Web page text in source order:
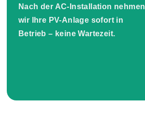
Nach der AC-Installation nehmen
wir Ihre PV-Anlage sofort in
Betrieb – keine Wartezeit.